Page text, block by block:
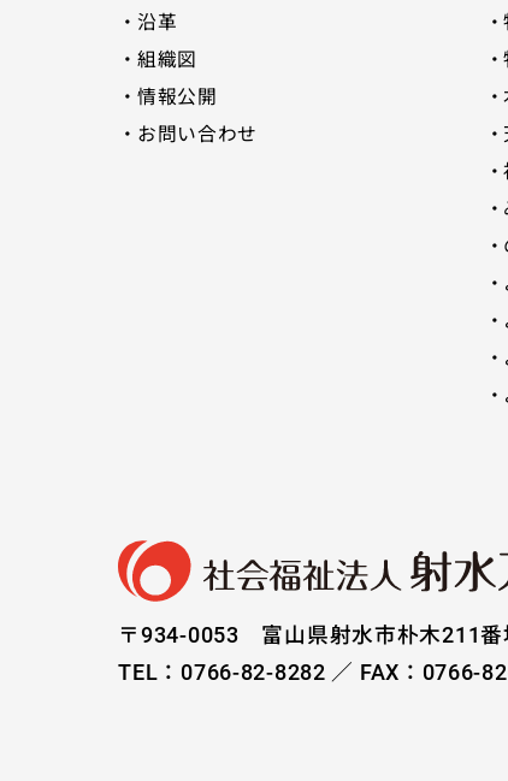
沿革
組織図
情報公開
お問い合わせ
〒934-0053 富山県射水市朴木211番
TEL：0766-82-8282 ／ FAX：0766-